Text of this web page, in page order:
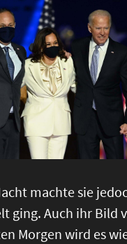
machte sie
ging. Auch ihr Bild
Morgen wird es